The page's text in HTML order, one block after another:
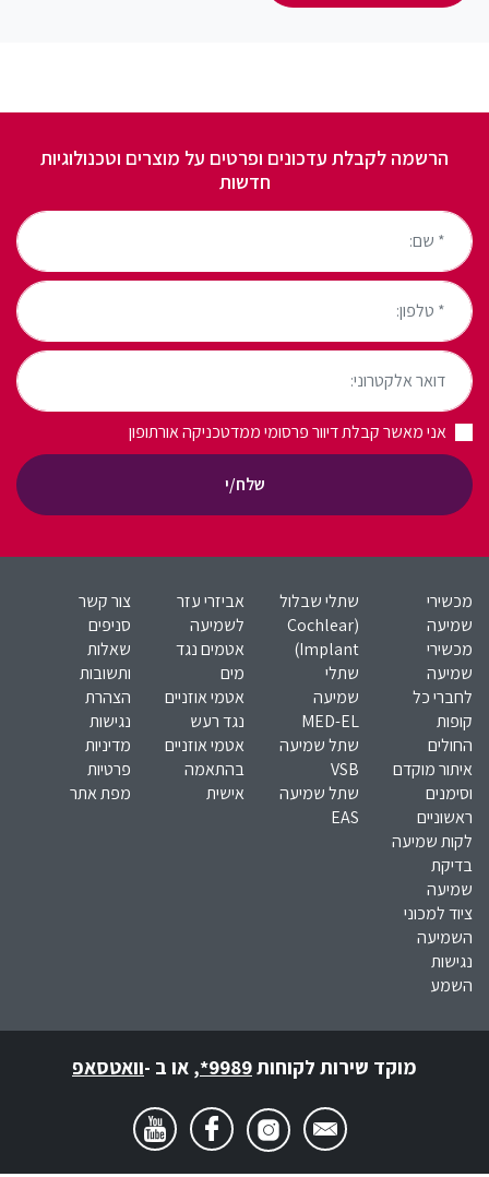
הרשמה לקבלת עדכונים ופרטים על מוצרים וטכנולוגיות
חדשות
* שם:
* טלפון:
דואר אלקטרוני:
אני מאשר קבלת דיוור פרסומי ממדטכניקה אורתופון
שלח/י
מכשירי
שמיעה
מכשירי
שמיעה
לחברי כל
קופות
החולים
איתור מוקדם
וסימנים
ראשוניים
לקות שמיעה
בדיקת
שמיעה
ציוד למכוני
השמיעה
נגישות
השמע
שתלי שבלול
(Cochlear
Implant)​
שתלי
שמיעה
MED-EL​
שתל שמיעה
VSB
שתל שמיעה
EAS
אביזרי עזר
לשמיעה
אטמים נגד
מים
אטמי אוזניים
נגד רעש
אטמי אוזניים
בהתאמה
אישית
צור קשר
סניפים
שאלות
ותשובות
הצהרת
נגישות
מדיניות
פרטיות
מפת אתר
מוקד שירות לקוחות*9989
, או ב -וואטסאפ